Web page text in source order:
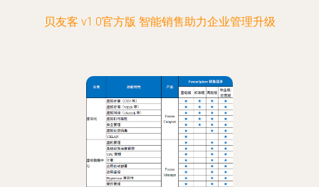
贝友客 v1.0官方版 智能销售助力企业管理升级